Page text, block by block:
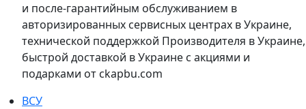
и после-гарантийным обслуживанием в
авторизированных сервисных центрах в Украине,
технической поддержкой Производителя в Украине,
быстрой доставкой в Украине с акциями и
подарками от ckapbu.com
ВСУ